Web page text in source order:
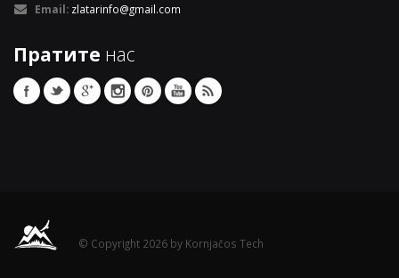
Email: zlatarinfo@gmail.com
Пратите нас
© Copyright 2026 by Kornjačos Tech